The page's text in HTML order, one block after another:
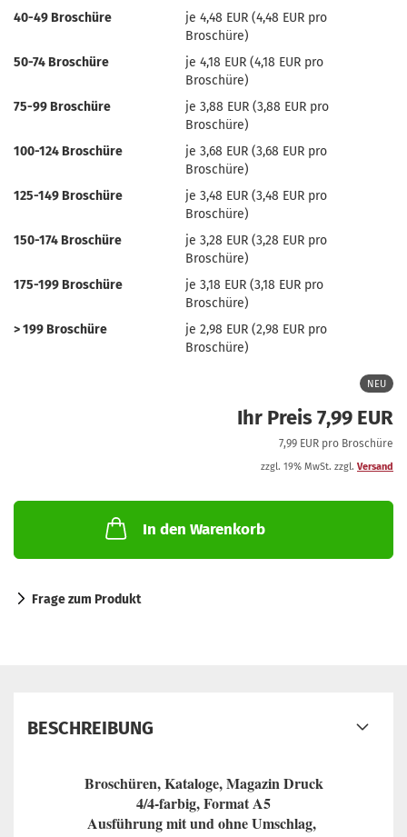
40-49 Broschüre
je 4,48 EUR (4,48 EUR pro
Broschüre)
50-74 Broschüre
je 4,18 EUR (4,18 EUR pro
Broschüre)
75-99 Broschüre
je 3,88 EUR (3,88 EUR pro
Broschüre)
100-124 Broschüre
je 3,68 EUR (3,68 EUR pro
Broschüre)
125-149 Broschüre
je 3,48 EUR (3,48 EUR pro
Broschüre)
150-174 Broschüre
je 3,28 EUR (3,28 EUR pro
Broschüre)
175-199 Broschüre
je 3,18 EUR (3,18 EUR pro
Broschüre)
> 199 Broschüre
je 2,98 EUR (2,98 EUR pro
Broschüre)
NEU
Ihr Preis 7,99 EUR
7,99 EUR pro Broschüre
zzgl. 19% MwSt. zzgl. Versand
In den Warenkorb
Frage zum Produkt
BESCHREIBUNG
Broschüren, Kataloge, Magazin Druck
4/4-farbig, Format A5
Ausführung mit und ohne Umschlag,